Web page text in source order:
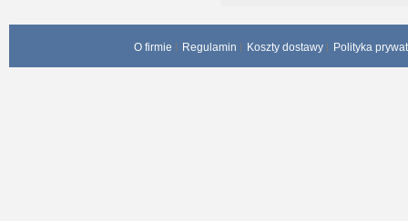
O firmie Regulamin Koszty dostawy Polityka